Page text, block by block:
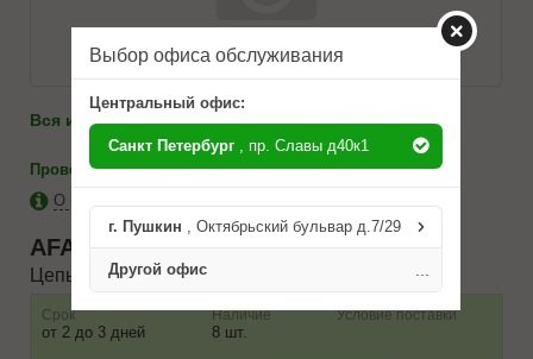
Вся информация по телефону:8(812)986-10-71
Проверить на применимость-каталоги
О бренде AFAM
AFAM
Цепь для мототехники
Срок
от 2 до 3 дней
Наличие
8 шт.
Условие поставки
Выбор офиса обслуживания
Центральный офис:
Санкт Петербург , пр. Славы д40к1
г. Пушкин , Октябрьский бульвар д.7/29
Другой офис